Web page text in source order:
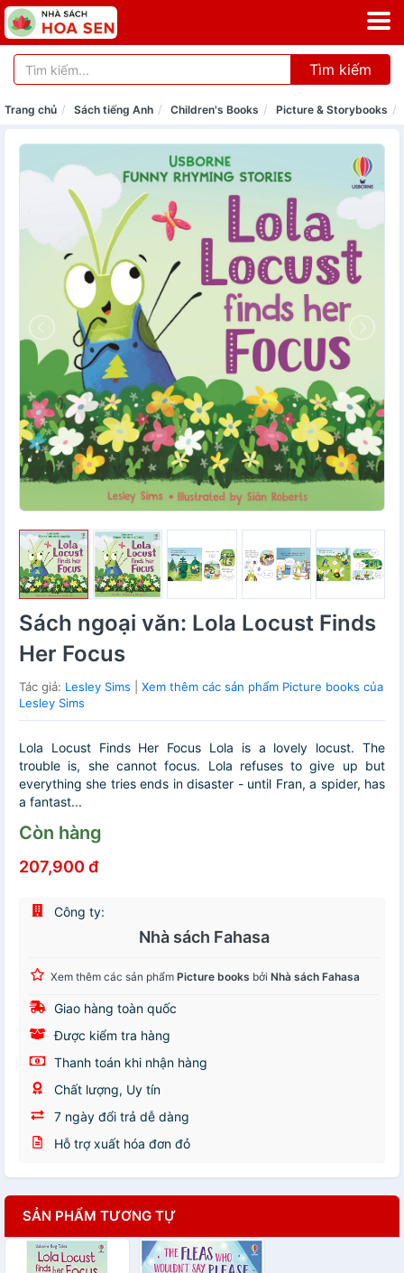
Tìm kiếm
Trang chủ Sách tiếng Anh Children's Books Picture & Storybooks
Sách ngoại văn: Lola Locust Finds
Her Focus
Tác giả: Lesley Sims
Xem thêm các sản phẩm Picture books của
Lesley Sims
Lola Locust Finds Her Focus Lola is a lovely locust. The
trouble is, she cannot focus. Lola refuses to give up but
everything she tries ends in disaster - until Fran, a spider, has
a fantast...
Còn hàng
207,900 đ
Công ty:
Nhà sách Fahasa
Xem thêm các sản phẩm Picture books bởi Nhà sách Fahasa
Giao hàng toàn quốc
Được kiểm tra hàng
Thanh toán khi nhận hàng
Chất lượng, Uy tín
7 ngày đổi trả dễ dàng
Hỗ trợ xuất hóa đơn đỏ
SẢN PHẨM TƯƠNG TỰ